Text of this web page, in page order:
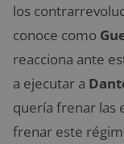
los
conoce como
reacciona ante
a ejecutar a
quería frenar las
frenar este